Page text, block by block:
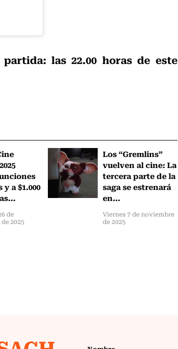
las 22.00 horas de este
a $1.000
de
2025
Los “Gremlins”
vuelven al cine: La
tercera parte de la
saga se estrenará
en...
Viernes 7 de noviembre
de 2025